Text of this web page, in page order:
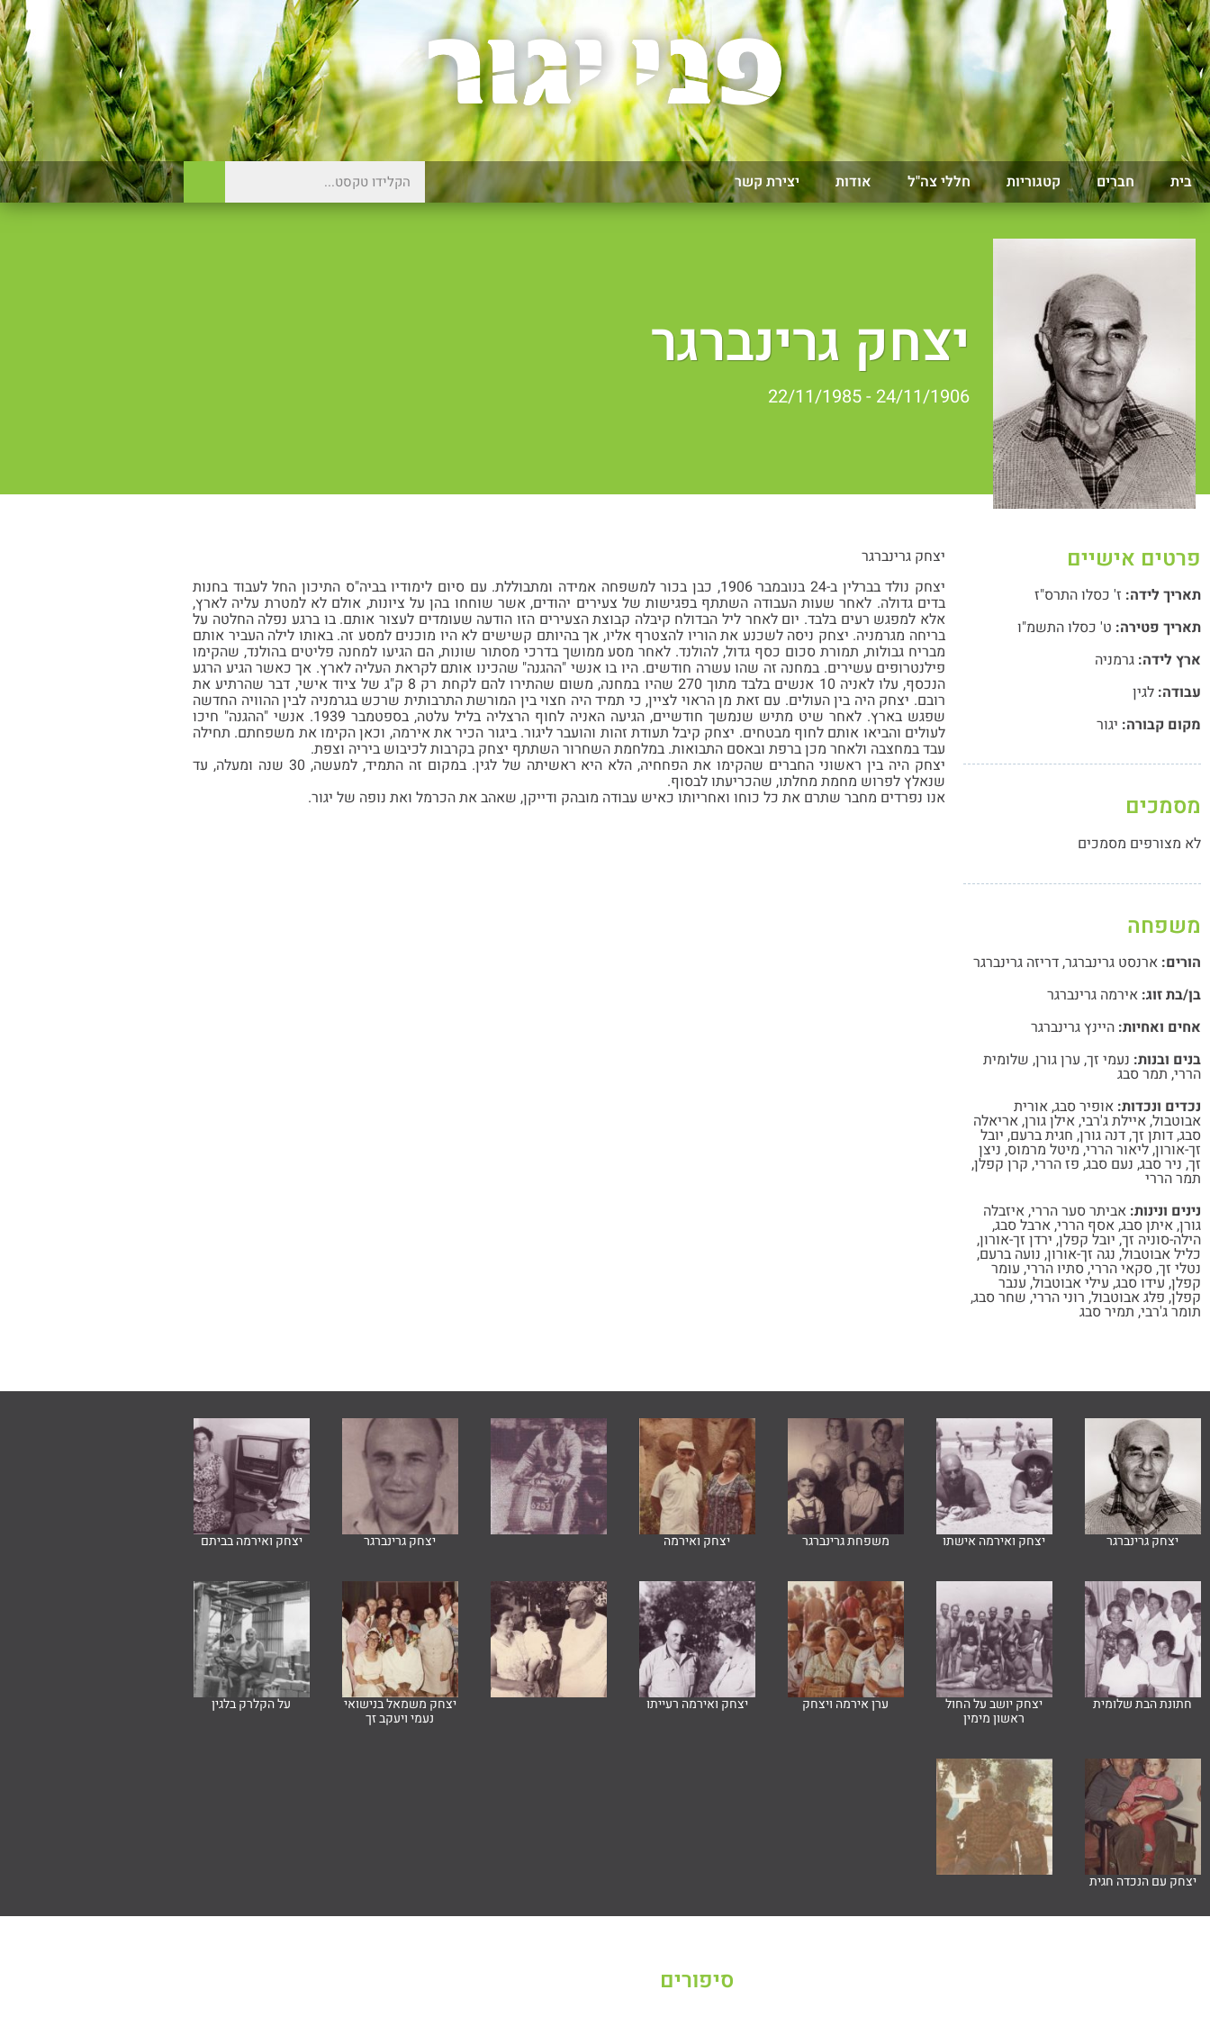
בית חברים קטגוריות חללי צה"ל אודות יצירת קשר
יצחק גרינברגר
24/11/1906 - 22/11/1985
פרטים אישיים
תאריך לידה: ז' כסלו התרס"ז
תאריך פטירה: ט' כסלו התשמ"ו
ארץ לידה: גרמניה
עבודה: לגין
מקום קבורה: יגור
מסמכים
לא מצורפים מסמכים
משפחה
הורים: ארנסט גרינברגר,דריזה גרינברגר
בן/בת זוג: אירמה גרינברגר
אחים ואחיות: היינץ גרינברגר
בנים ובנות: נעמי זך, ערן גורן, שלומית
הררי, תמר סבג
נכדים ונכדות: אופיר סבג,אורית
אבוטבול,איילת ג'רבי,אילן גורן,אריאלה
סבג,דותן זך,דנה גורן, חגית ברעם, יובל
זך-אורון,ליאור הררי,מיטל מרמוס, ניצן
זך, ניר סבג, נעם סבג, פז הררי, קרן קפלן,
תמר הררי
נינים ונינות: אביתר סער הררי,איזבלה
גורן,איתן סבג,אסף הררי,ארבל סבג,
הילה-סוניה זך, יובל קפלן, ירדן זך-אורון,
כליל אבוטבול, נגה זך-אורון, נועה ברעם,
נטלי זך, סקאי הררי,סתיו הררי, עומר
קפלן,עידו סבג, עילי אבוטבול, ענבר
קפלן, פלג אבוטבול, רוני הררי, שחר סבג,
תומר ג'רבי, תמיר סבג
יצחק גרינברגר
יצחק נולד בברלין ב-24 בנובמבר 1906, כבן בכור למשפחה אמידה ומתבוללת. עם סיום לימודיו בביה"ס התיכון החל לעבוד בחנות
בדים גדולה. לאחר שעות העבודה השתתף בפגישות של צעירים יהודים, אשר שוחחו בהן על ציונות, אולם לא למטרת עליה לארץ,
אלא למפגש רעים בלבד. יום לאחר ליל הבדולח קיבלה קבוצת הצעירים הזו הודעה שעומדים לעצור אותם. בו ברגע נפלה החלטה על
בריחה מגרמניה. יצחק ניסה לשכנע את הוריו להצטרף אליו, אך בהיותם קשישים לא היו מוכנים למסע זה. באותו לילה העביר אותם
מבריח גבולות, תמורת סכום כסף גדול, להולנד. לאחר מסע ממושך בדרכי מסתור שונות, הם הגיעו למחנה פליטים בהולנד, שהקימו
פילנטרופים עשירים. במחנה זה שהו עשרה חודשים. היו בו אנשי "ההגנה" שהכינו אותם לקראת העליה לארץ. אך כאשר הגיע הרגע
הנכסף, עלו לאניה 10 אנשים בלבד מתוך 270 שהיו במחנה, משום שהתירו להם לקחת רק 8 ק"ג של ציוד אישי, דבר שהרתיע את
רובם. יצחק היה בין העולים. עם זאת מן הראוי לציין, כי תמיד היה חצוי בין המורשת התרבותית שרכש בגרמניה לבין ההוויה החדשה
שפגש בארץ. לאחר שיט מתיש שנמשך חודשיים, הגיעה האניה לחוף הרצליה בליל עלטה, בספטמבר 1939. אנשי "ההגנה" חיכו
לעולים והביאו אותם לחוף מבטחים. יצחק קיבל תעודת זהות והועבר ליגור. ביגור הכיר את אירמה, וכאן הקימו את משפחתם. תחילה
עבד במחצבה ולאחר מכן ברפת ובאסם התבואות. במלחמת השחרור השתתף יצחק בקרבות לכיבוש ביריה וצפת.
יצחק היה בין ראשוני החברים שהקימו את הפחחיה, הלא היא ראשיתה של לגין. במקום זה התמיד, למעשה, 30 שנה ומעלה, עד
שנאלץ לפרוש מחמת מחלתו, שהכריעתו לבסוף.
אנו נפרדים מחבר שתרם את כל כוחו ואחריותו כאיש עבודה מובהק ודייקן, שאהב את הכרמל ואת נופה של יגור.
יצחק גרינברגר יצחק ואירמה אישתו משפחת גרינברגר יצחק ואירמה יצחק גרינברגר יצחק ואירמה בביתם
חתונת הבת שלומית יצחק יושב על החול
ראשון מימין
ערן אירמה ויצחק יצחק ואירמה רעייתו יצחק משמאל בנישואי
נעמי ויעקב זך
על הקלרק בלגין
יצחק עם הנכדה חגית
סיפורים